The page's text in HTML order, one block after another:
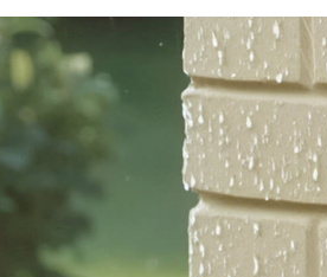
vlivy